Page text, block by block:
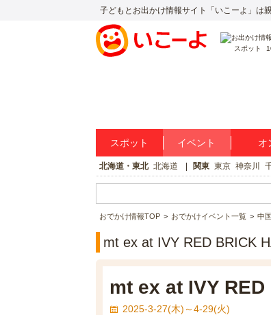
子どもとお出かけ情報サイト「いこーよ」は
スポット
スポット イベント オ
北海道・東北 北海道 関東 東京 神奈川
おでかけ情報TOP おでかけイベント一覧 中
mt ex at IVY RED BRICK
mt ex at IVY
2025-3-27(木)～4-29(火)